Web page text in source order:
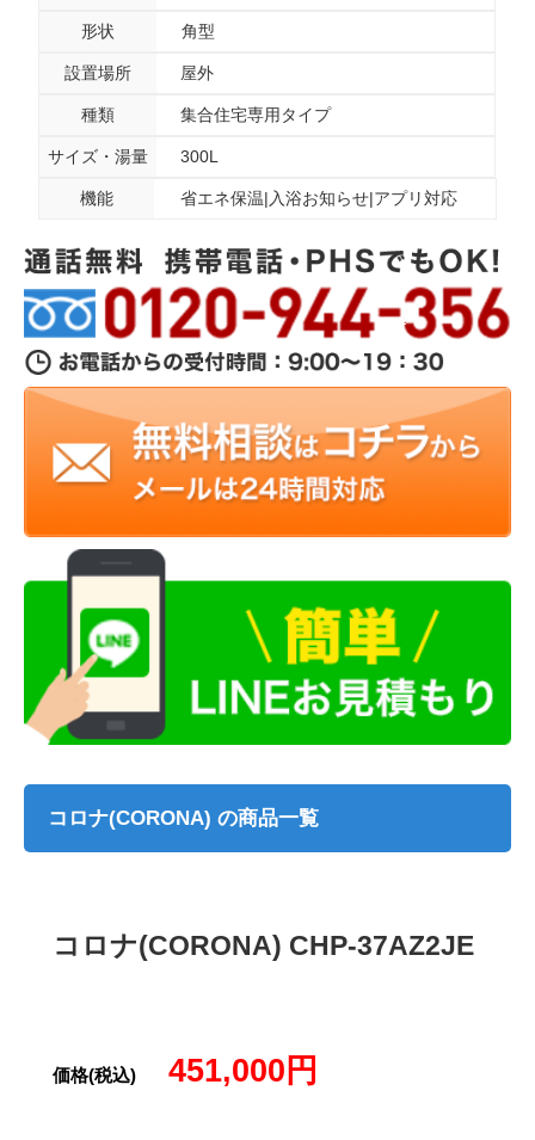
形状 角型
設置場所 屋外
種類 集合住宅専用タイプ
サイズ・湯量 300L
機能 省エネ保温|入浴お知らせ|アプリ対応
コロナ(CORONA) の商品一覧
コロナ(CORONA) CHP-37AZ2JE
価格(税込)451,000円